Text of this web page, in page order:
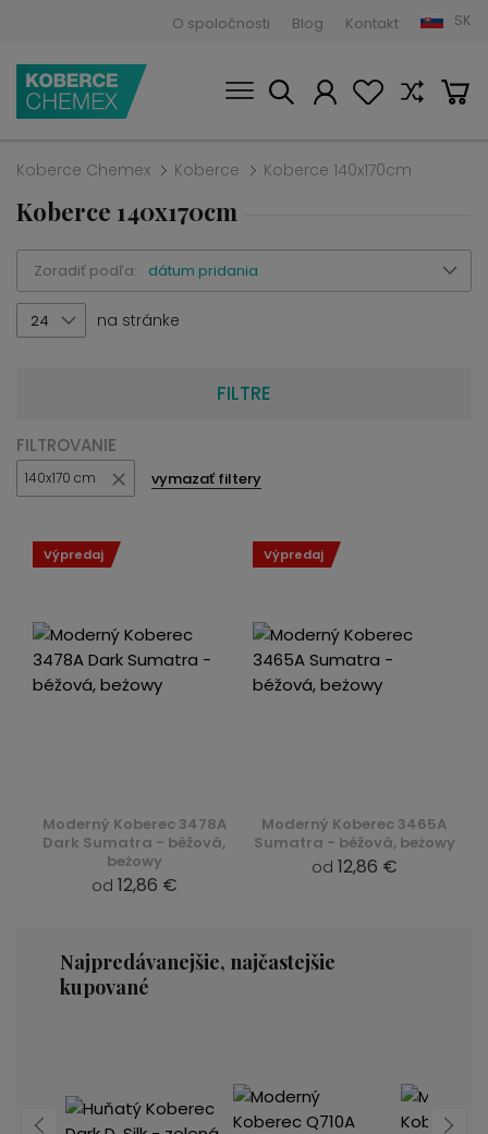
O spoločnosti Blog Kontakt SK
Koberce Chemex Koberce Koberce 140x170cm
Koberce 140x170cm
Zoradiť podľa: dátum pridania
24 na stránke
FILTRE
FILTROVANIE
140x170 cm vymazať filtery
Moderný Koberec 3478A
Dark Sumatra - béžová,
beżowy
od 12,86 €
Výpredaj
Moderný Koberec 3465A
Sumatra - béžová, beżowy
od 12,86 €
Výpredaj
Najpredávanejšie, najčastejšie
kupované